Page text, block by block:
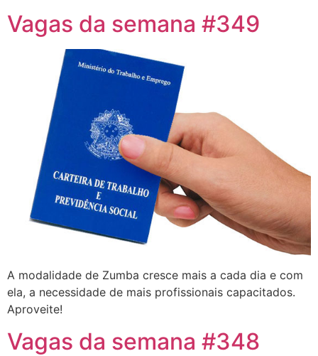
Vagas da semana #349
A modalidade de Zumba cresce mais a cada dia e com
ela, a necessidade de mais profissionais capacitados.
Aproveite!
Vagas da semana #348